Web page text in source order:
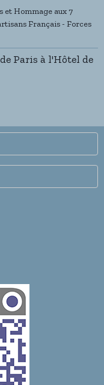
et Hommage aux 7
Français - Forces
Paris à l'Hôtel de